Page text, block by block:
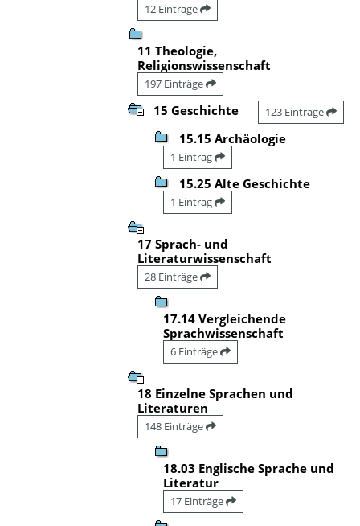
12 Einträge
11 Theologie,
Religionswissenschaft
197 Einträge
15 Geschichte 123 Einträge
15.15 Archäologie
1 Eintrag
15.25 Alte Geschichte
1 Eintrag
17 Sprach- und
Literaturwissenschaft
28 Einträge
17.14 Vergleichende
Sprachwissenschaft
6 Einträge
18 Einzelne Sprachen und
Literaturen
148 Einträge
18.03 Englische Sprache und
Literatur
17 Einträge